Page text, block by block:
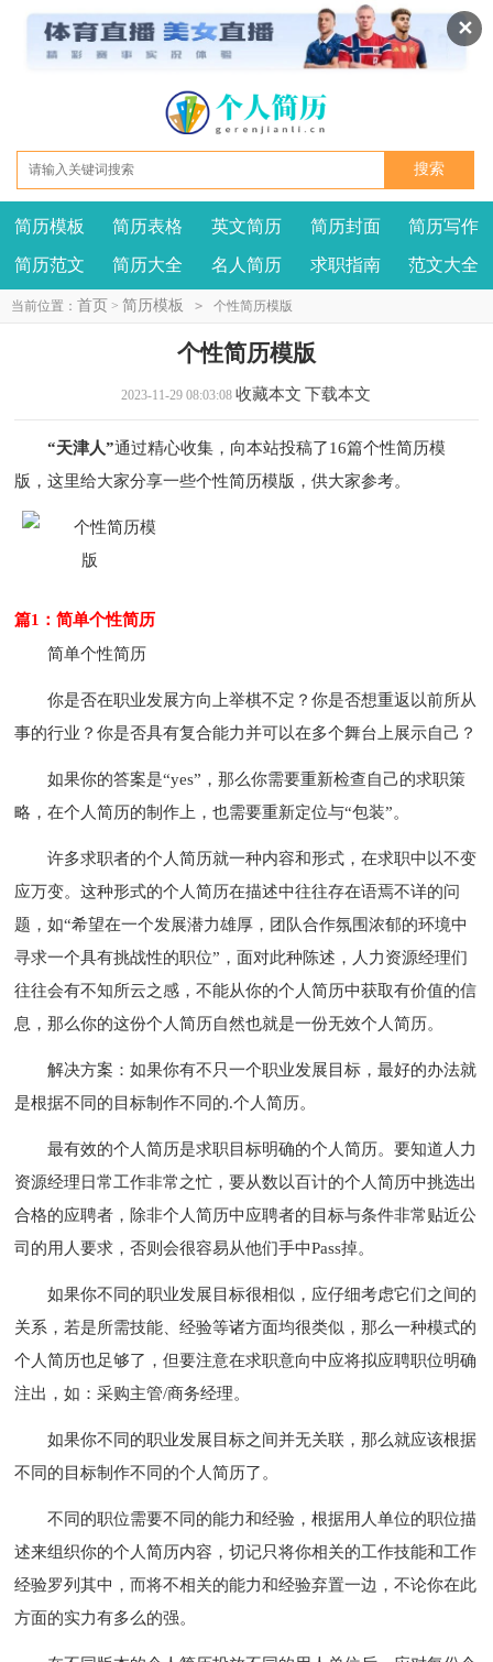
✕
我要投稿 投诉建议
简历模板 简历表格 英文简历 简历封面 简历写作
简历范文 简历大全 名人简历 求职指南 范文大全
当前位置： 首页 > 简历模板 > 个性简历模版
个性简历模版
2023-11-29 08:03:08 收藏本文 下载本文
“天津人”通过精心收集，向本站投稿了16篇个性简历模
版，这里给大家分享一些个性简历模版，供大家参考。
篇1：简单个性简历
简单个性简历
你是否在职业发展方向上举棋不定？你是否想重返以前所从
事的行业？你是否具有复合能力并可以在多个舞台上展示自己？
如果你的答案是“yes”，那么你需要重新检查自己的求职策
略，在个人简历的制作上，也需要重新定位与“包装”。
许多求职者的个人简历就一种内容和形式，在求职中以不变
应万变。这种形式的个人简历在描述中往往存在语焉不详的问
题，如“希望在一个发展潜力雄厚，团队合作氛围浓郁的环境中
寻求一个具有挑战性的职位”，面对此种陈述，人力资源经理们
往往会有不知所云之感，不能从你的个人简历中获取有价值的信
息，那么你的这份个人简历自然也就是一份无效个人简历。
解决方案：如果你有不只一个职业发展目标，最好的办法就
是根据不同的目标制作不同的.个人简历。
最有效的个人简历是求职目标明确的个人简历。要知道人力
资源经理日常工作非常之忙，要从数以百计的个人简历中挑选出
合格的应聘者，除非个人简历中应聘者的目标与条件非常贴近公
司的用人要求，否则会很容易从他们手中Pass掉。
如果你不同的职业发展目标很相似，应仔细考虑它们之间的
关系，若是所需技能、经验等诸方面均很类似，那么一种模式的
个人简历也足够了，但要注意在求职意向中应将拟应聘职位明确
注出，如：采购主管/商务经理。
如果你不同的职业发展目标之间并无关联，那么就应该根据
不同的目标制作不同的个人简历了。
不同的职位需要不同的能力和经验，根据用人单位的职位描
述来组织你的个人简历内容，切记只将你相关的工作技能和工作
经验罗列其中，而将不相关的能力和经验弃置一边，不论你在此
方面的实力有多么的强。